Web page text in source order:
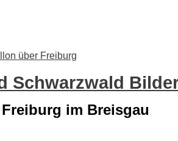
über Freiburg
Schwarzwald
im Breisgau